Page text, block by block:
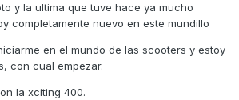
y la ultima que tuve hace ya mucho
completamente nuevo en este mundillo
en el mundo de las scooters y estoy
con cual empezar.
la xciting 400.